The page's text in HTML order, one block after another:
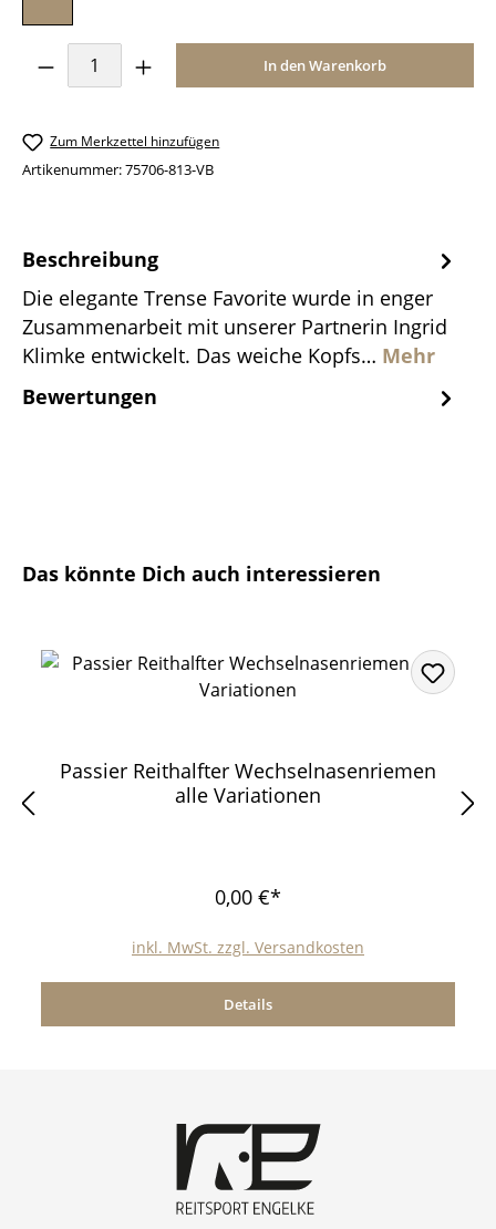
Produkt Anzahl: Gib den gewünschten
In den Warenkorb
Zum Merkzettel hinzufügen
Artikenummer:75706-813-VB
Beschreibung
Die elegante Trense Favorite wurde in enger
Zusammenarbeit mit unserer Partnerin Ingrid
Klimke entwickelt. Das weiche Kopfs… Mehr
Bewertungen
Produktgalerie überspringen
Das könnte Dich auch interessieren
Passier Reithalfter Wechselnasenriemen
alle Variationen
0,00 €*
inkl. MwSt. zzgl. Versandkosten
Details